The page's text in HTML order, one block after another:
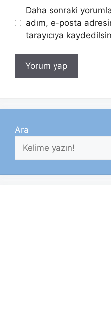
Daha sonraki
adım, e-posta
tarayıcıya
Ara